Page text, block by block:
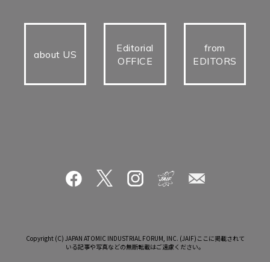
about US
Editorial
OFFICE
from
EDITORS
Copyright (C) JAPAN ATOMIC INDUSTRIAL FORUM, INC. (JAIF)ここに掲載されて
いる記事や写真などの無断転載はご遠慮ください。